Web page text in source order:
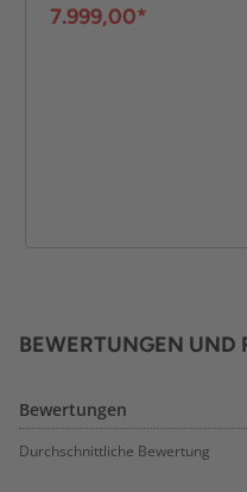
und
7.999,00*
BEWERTUNGEN UND
Bewertungen
Durchschnittliche Bewertung